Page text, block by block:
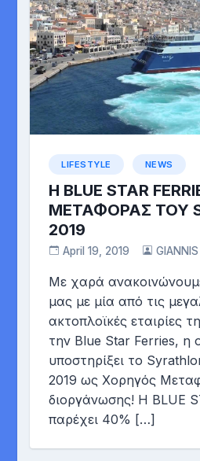
LIFESTYLE NEWS
Η BLUE STAR
ΜΕΤΑΦΟΡΑΣ TOY
2019
April 19, 2019 GIANNIS
Με χαρά
μας με μία από τις
ακτοπλοϊκές εταιρίες
την Blue Star Ferries, η
υποστηρίξει το
2019 ως Χορηγός
διοργάνωσης! Η BLUE
παρέχει 40% […]